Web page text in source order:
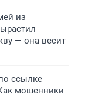
из
— она весит
ссылке
мошенники